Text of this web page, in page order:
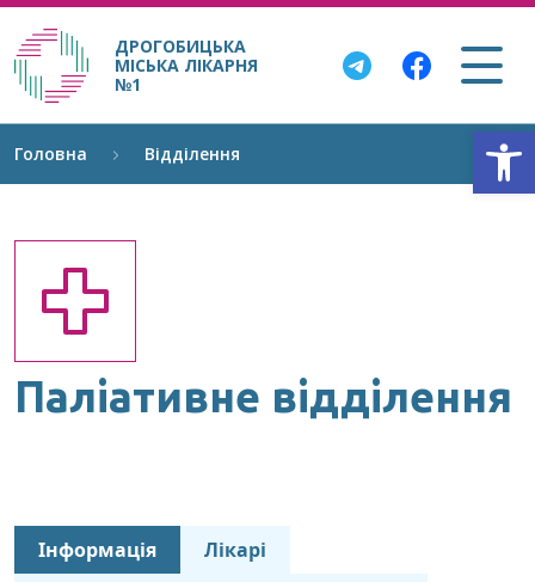
ДРОГОБИЦЬКА
МІСЬКА ЛІКАРНЯ
№1
Головна Відділення
Паліативне відділення
Інформація
Лікарі